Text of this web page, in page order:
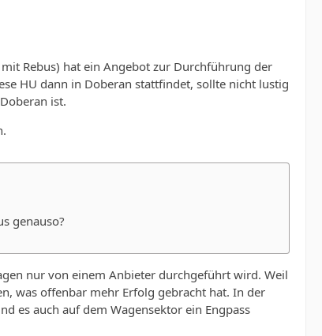
Rebus) hat ein Angebot zur Durchführung der
HU dann in Doberan stattfindet, sollte nicht lustig
ist.
genauso?
nur von einem Anbieter durchgeführt wird. Weil
was offenbar mehr Erfolg gebracht hat. In der
es auch auf dem Wagensektor ein Engpass